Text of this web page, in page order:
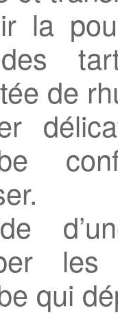
la
de
qui